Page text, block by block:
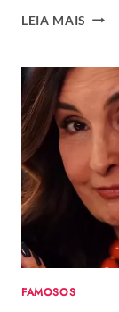
LEIA MAIS
ANA
E
FAMOSOS